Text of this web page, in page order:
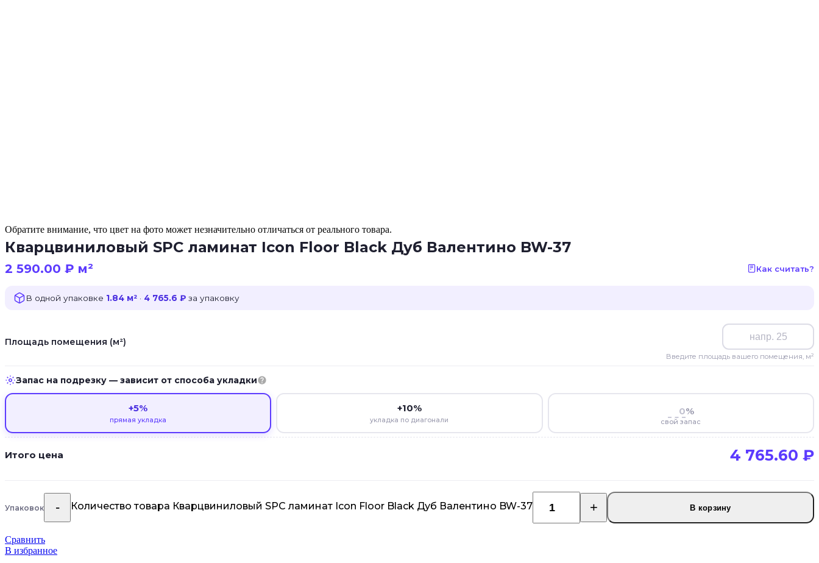
Обратите внимание, что цвет на фото может незначительно отличаться от реального товара.
Кварцвиниловый SPC ламинат Icon Floor Black Дуб Валентино BW-37
2 590.00 ₽ м² Как считать?
В одной упаковке 1.84 м² · 4 765.6 ₽ за упаковку
Площадь помещения (м²)
Введите площадь вашего помещения, м²
Запас на подрезку — зависит от способа укладки
+5%
прямая укладка
+10%
укладка по диагонали
%
свой запас
Итого цена 4 765.60 ₽
Упаковок Количество товара Кварцвиниловый SPC ламинат Icon Floor Black Дуб Валентино BW-37 В корзину
Сравнить
В избранное